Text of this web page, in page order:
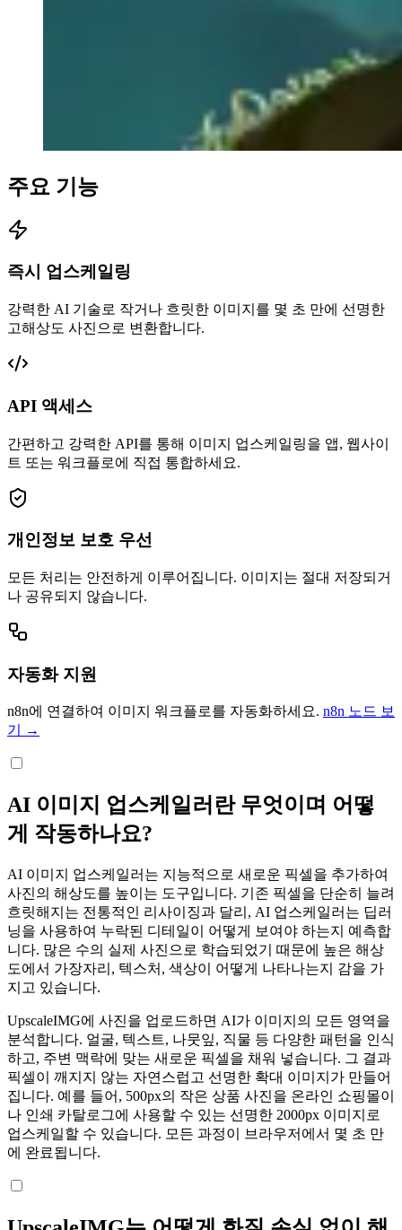
주요 기능
즉시 업스케일링
강력한 AI 기술로 작거나 흐릿한 이미지를 몇 초 만에 선명한
고해상도 사진으로 변환합니다.
API 액세스
간편하고 강력한 API를 통해 이미지 업스케일링을 앱, 웹사이
트 또는 워크플로에 직접 통합하세요.
개인정보 보호 우선
모든 처리는 안전하게 이루어집니다. 이미지는 절대 저장되거
나 공유되지 않습니다.
자동화 지원
n8n에 연결하여 이미지 워크플로를 자동화하세요. n8n 노드 보
기 →
AI 이미지 업스케일러란 무엇이며 어떻
게 작동하나요?
AI 이미지 업스케일러는 지능적으로 새로운 픽셀을 추가하여
사진의 해상도를 높이는 도구입니다. 기존 픽셀을 단순히 늘려
흐릿해지는 전통적인 리사이징과 달리, AI 업스케일러는 딥러
닝을 사용하여 누락된 디테일이 어떻게 보여야 하는지 예측합
니다. 많은 수의 실제 사진으로 학습되었기 때문에 높은 해상
도에서 가장자리, 텍스처, 색상이 어떻게 나타나는지 감을 가
지고 있습니다.
UpscaleIMG에 사진을 업로드하면 AI가 이미지의 모든 영역을
분석합니다. 얼굴, 텍스트, 나뭇잎, 직물 등 다양한 패턴을 인식
하고, 주변 맥락에 맞는 새로운 픽셀을 채워 넣습니다. 그 결과
픽셀이 깨지지 않는 자연스럽고 선명한 확대 이미지가 만들어
집니다. 예를 들어, 500px의 작은 상품 사진을 온라인 쇼핑몰이
나 인쇄 카탈로그에 사용할 수 있는 선명한 2000px 이미지로
업스케일할 수 있습니다. 모든 과정이 브라우저에서 몇 초 만
에 완료됩니다.